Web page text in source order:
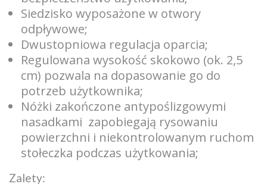
Siedzisko wyposażone w otwory
odpływowe;
Dwustopniowa regulacja oparcia;
Regulowana wysokość skokowo (ok. 2,5
cm) pozwala na dopasowanie go do
potrzeb użytkownika;
Nóżki zakończone antypoślizgowymi
nasadkami zapobiegają rysowaniu
powierzchni i niekontrolowanym ruchom
stołeczka podczas użytkowania;
Zalety: